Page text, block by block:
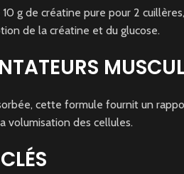
g de créatine pure pour 2
de la créatine et du glucose.
cette formule fournit un
volumisation des cellules.